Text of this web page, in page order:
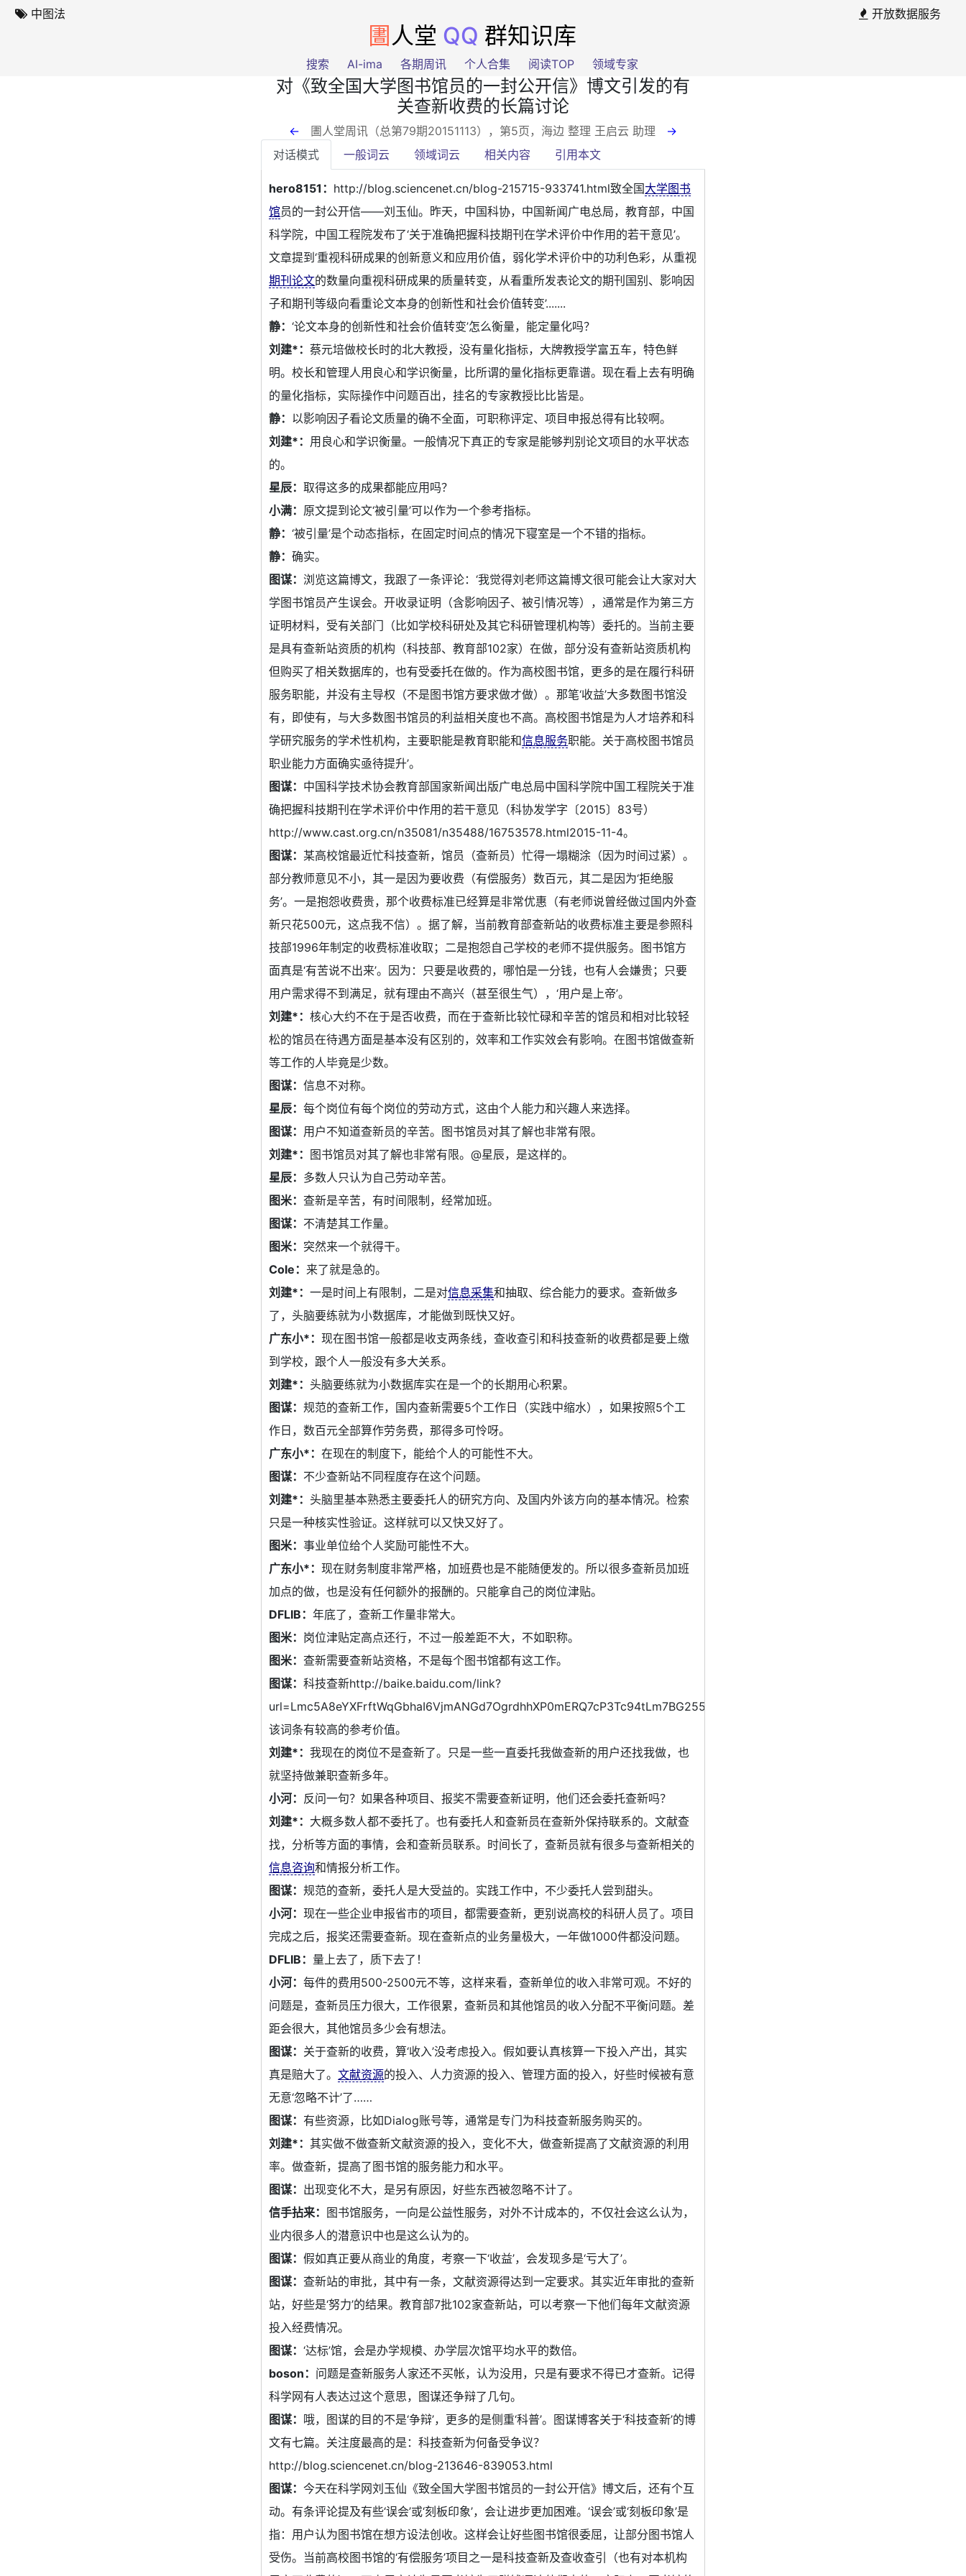
中图法 开放数据服务
圕 人堂 QQ 群知识库
搜索 AI-ima 各期周讯 个人合集 阅读TOP 领域专家
对《致全国大学图书馆员的一封公开信》博文引发的有
关查新收费的长篇讨论
← 圕人堂周讯（总第79期20151113），第5页 ，海边 整理 王启云 助理 →
对话模式
一般词云 领域词云 相关内容 引用本文
hero8151： http://blog.sciencenet.cn/blog-215715-933741.html致全国大学图书
馆员的一封公开信——刘玉仙。昨天，中国科协，中国新闻广电总局，教育部，中国
科学院，中国工程院发布了‘关于准确把握科技期刊在学术评价中作用的若干意见’。
文章提到‘重视科研成果的创新意义和应用价值，弱化学术评价中的功利色彩，从重视
期刊论文的数量向重视科研成果的质量转变，从看重所发表论文的期刊国别、影响因
子和期刊等级向看重论文本身的创新性和社会价值转变’.......
静：‘论文本身的创新性和社会价值转变’怎么衡量，能定量化吗？
刘建*：蔡元培做校长时的北大教授，没有量化指标，大牌教授学富五车，特色鲜
明。校长和管理人用良心和学识衡量，比所谓的量化指标更靠谱。现在看上去有明确
的量化指标，实际操作中问题百出，挂名的专家教授比比皆是。
静： 以影响因子看论文质量的确不全面，可职称评定、项目申报总得有比较啊。
刘建*： 用良心和学识衡量。一般情况下真正的专家是能够判别论文项目的水平状态
的。
星辰：取得这多的成果都能应用吗？
小满： 原文提到论文‘被引量’可以作为一个参考指标。
静：‘被引量’是个动态指标，在固定时间点的情况下寝室是一个不错的指标。
静：确实。
图谋： 浏览这篇博文，我跟了一条评论：‘我觉得刘老师这篇博文很可能会让大家对大
学图书馆员产生误会。开收录证明（含影响因子、被引情况等），通常是作为第三方
证明材料，受有关部门（比如学校科研处及其它科研管理机构等）委托的。当前主要
是具有查新站资质的机构（科技部、教育部102家）在做，部分没有查新站资质机构
但购买了相关数据库的，也有受委托在做的。作为高校图书馆，更多的是在履行科研
服务职能，并没有主导权（不是图书馆方要求做才做）。那笔‘收益’大多数图书馆没
有，即使有，与大多数图书馆员的利益相关度也不高。高校图书馆是为人才培养和科
学研究服务的学术性机构，主要职能是教育职能和信息服务职能。关于高校图书馆员
职业能力方面确实亟待提升’。
图谋： 中国科学技术协会教育部国家新闻出版广电总局中国科学院中国工程院关于准
确把握科技期刊在学术评价中作用的若干意见（科协发学字〔2015〕83号）
http://www.cast.org.cn/n35081/n35488/16753578.html2015-11-4。
图谋： 某高校馆最近忙科技查新，馆员（查新员）忙得一塌糊涂（因为时间过紧）。
部分教师意见不小，其一是因为要收费（有偿服务）数百元，其二是因为‘拒绝服
务’。一是抱怨收费贵，那个收费标准已经算是非常优惠（有老师说曾经做过国内外查
新只花500元，这点我不信）。据了解，当前教育部查新站的收费标准主要是参照科
技部1996年制定的收费标准收取；二是抱怨自己学校的老师不提供服务。图书馆方
面真是‘有苦说不出来’。因为：只要是收费的，哪怕是一分钱，也有人会嫌贵；只要
用户需求得不到满足，就有理由不高兴（甚至很生气），‘用户是上帝’。
刘建*：核心大约不在于是否收费，而在于查新比较忙碌和辛苦的馆员和相对比较轻
松的馆员在待遇方面是基本没有区别的，效率和工作实效会有影响。在图书馆做查新
等工作的人毕竟是少数。
图谋：信息不对称。
星辰：每个岗位有每个岗位的劳动方式，这由个人能力和兴趣人来选择。
图谋： 用户不知道查新员的辛苦。图书馆员对其了解也非常有限。
刘建*： 图书馆员对其了解也非常有限。@星辰，是这样的。
星辰： 多数人只认为自己劳动辛苦。
图米：查新是辛苦，有时间限制，经常加班。
图谋： 不清楚其工作量。
图米：突然来一个就得干。
Cole： 来了就是急的。
刘建*：一是时间上有限制，二是对信息采集和抽取、综合能力的要求。查新做多
了，头脑要练就为小数据库，才能做到既快又好。
广东小*：现在图书馆一般都是收支两条线，查收查引和科技查新的收费都是要上缴
到学校，跟个人一般没有多大关系。
刘建*： 头脑要练就为小数据库实在是一个的长期用心积累。
图谋：规范的查新工作，国内查新需要5个工作日（实践中缩水），如果按照5个工
作日，数百元全部算作劳务费，那得多可怜呀。
广东小*：在现在的制度下，能给个人的可能性不大。
图谋： 不少查新站不同程度存在这个问题。
刘建*： 头脑里基本熟悉主要委托人的研究方向、及国内外该方向的基本情况。检索
只是一种核实性验证。这样就可以又快又好了。
图米：事业单位给个人奖励可能性不大。
广东小*：现在财务制度非常严格，加班费也是不能随便发的。所以很多查新员加班
加点的做，也是没有任何额外的报酬的。只能拿自己的岗位津贴。
DFLIB：年底了，查新工作量非常大。
图米： 岗位津贴定高点还行，不过一般差距不大，不如职称。
图米：查新需要查新站资格，不是每个图书馆都有这工作。
图谋：科技查新http://baike.baidu.com/link?
url=Lmc5A8eYXFrftWqGbhaI6VjmANGd7OgrdhhXP0mERQ7cP3Tc94tLm7BG255JfKg2wiUfZjHC9D5IagvM4gkIVa
该词条有较高的参考价值。
刘建*：我现在的岗位不是查新了。只是一些一直委托我做查新的用户还找我做，也
就坚持做兼职查新多年。
小河： 反问一句？如果各种项目、报奖不需要查新证明，他们还会委托查新吗？
刘建*： 大概多数人都不委托了。也有委托人和查新员在查新外保持联系的。文献查
找，分析等方面的事情，会和查新员联系。时间长了，查新员就有很多与查新相关的
信息咨询和情报分析工作。
图谋：规范的查新，委托人是大受益的。实践工作中，不少委托人尝到甜头。
小河：现在一些企业申报省市的项目，都需要查新，更别说高校的科研人员了。项目
完成之后，报奖还需要查新。现在查新点的业务量极大，一年做1000件都没问题。
DFLIB： 量上去了，质下去了！
小河：每件的费用500-2500元不等，这样来看，查新单位的收入非常可观。不好的
问题是，查新员压力很大，工作很累，查新员和其他馆员的收入分配不平衡问题。差
距会很大，其他馆员多少会有想法。
图谋： 关于查新的收费，算‘收入’没考虑投入。假如要认真核算一下投入产出，其实
真是赔大了。文献资源的投入、人力资源的投入、管理方面的投入，好些时候被有意
无意‘忽略不计’了……
图谋：有些资源，比如Dialog账号等，通常是专门为科技查新服务购买的。
刘建*：其实做不做查新文献资源的投入，变化不大，做查新提高了文献资源的利用
率。做查新，提高了图书馆的服务能力和水平。
图谋： 出现变化不大，是另有原因，好些东西被忽略不计了。
信手拈来： 图书馆服务，一向是公益性服务，对外不计成本的，不仅社会这么认为，
业内很多人的潜意识中也是这么认为的。
图谋：假如真正要从商业的角度，考察一下‘收益’，会发现多是‘亏大了’。
图谋：查新站的审批，其中有一条，文献资源得达到一定要求。其实近年审批的查新
站，好些是‘努力’的结果。教育部7批102家查新站，可以考察一下他们每年文献资源
投入经费情况。
图谋：‘达标’馆，会是办学规模、办学层次馆平均水平的数倍。
boson： 问题是查新服务人家还不买帐，认为没用，只是有要求不得已才查新。记得
科学网有人表达过这个意思，图谋还争辩了几句。
图谋： 哦，图谋的目的不是‘争辩’，更多的是侧重‘科普’。图谋博客关于‘科技查新’的博
文有七篇。关注度最高的是：科技查新为何备受争议？
http://blog.sciencenet.cn/blog-213646-839053.html
图谋：今天在科学网刘玉仙《致全国大学图书馆员的一封公开信》博文后，还有个互
动。有条评论提及有些‘误会’或‘刻板印象’，会让进步更加困难。‘误会’或‘刻板印象’是
指：用户认为图书馆在想方设法创收。这样会让好些图书馆很委屈，让部分图书馆人
受伤。当前高校图书馆的‘有偿服务’项目之一是科技查新及查收查引（也有对本机构